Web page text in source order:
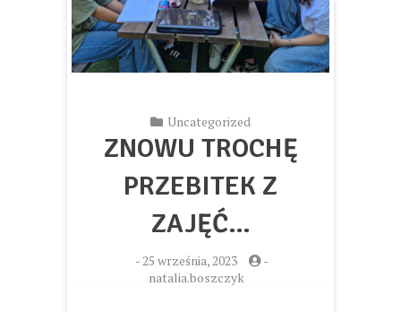
Uncategorized
ZNOWU TROCHĘ
PRZEBITEK Z
ZAJĘĆ…
-25 września, 2023
-
natalia.boszczyk